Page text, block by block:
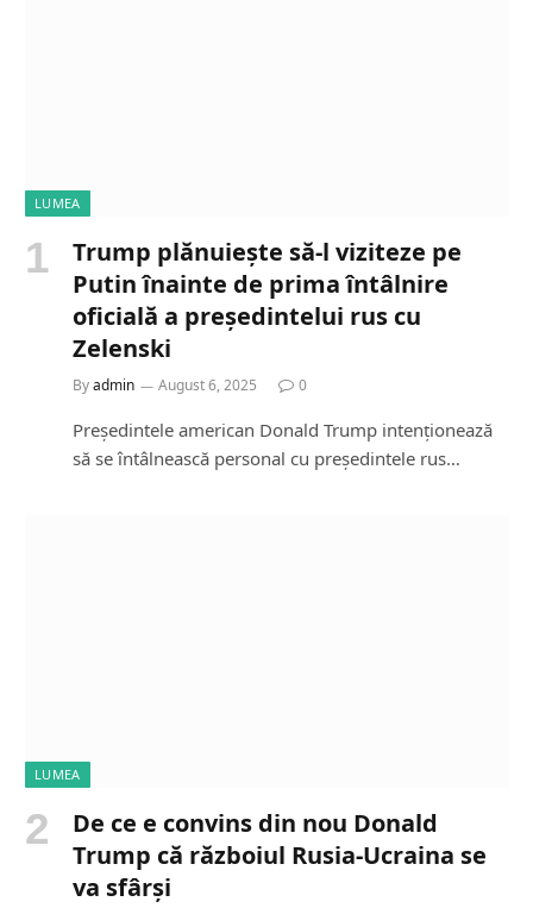
LUMEA
Trump plănuiește să-l viziteze pe
Putin înainte de prima întâlnire
oficială a președintelui rus cu
Zelenski
Byadmin August 6, 2025 0
Președintele american Donald Trump intenționează
să se întâlnească personal cu președintele rus…
LUMEA
De ce e convins din nou Donald
Trump că războiul Rusia-Ucraina se
va sfârși